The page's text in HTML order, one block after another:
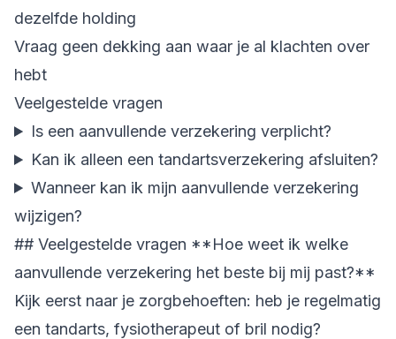
dezelfde holding
Vraag geen dekking aan waar je al klachten over
hebt
Veelgestelde vragen
Is een aanvullende verzekering verplicht?
Kan ik alleen een tandartsverzekering afsluiten?
Wanneer kan ik mijn aanvullende verzekering
wijzigen?
## Veelgestelde vragen **Hoe weet ik welke
aanvullende verzekering het beste bij mij past?**
Kijk eerst naar je zorgbehoeften: heb je regelmatig
een tandarts, fysiotherapeut of bril nodig?